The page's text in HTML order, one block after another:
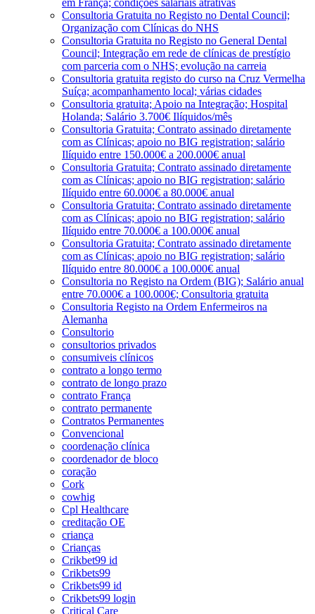
Consultoria Gratuita no Registo no Dental Council;
Organização com Clínicas do NHS
Consultoria Gratuita no Registo no General Dental
Council; Integração em rede de clínicas de prestígio
com parceria com o NHS; evolução na carreia
Consultoria gratuita registo do curso na Cruz Vermelha
Suíça; acompanhamento local; várias cidades
Consultoria gratuita; Apoio na Integração; Hospital
Holanda; Salário 3.700€ Ilíquidos/mês
Consultoria Gratuita; Contrato assinado diretamente
com as Clínicas; apoio no BIG registration; salário
Ilíquido entre 150.000€ a 200.000€ anual
Consultoria Gratuita; Contrato assinado diretamente
com as Clínicas; apoio no BIG registration; salário
Ilíquido entre 60.000€ a 80.000€ anual
Consultoria Gratuita; Contrato assinado diretamente
com as Clínicas; apoio no BIG registration; salário
Ilíquido entre 70.000€ a 100.000€ anual
Consultoria Gratuita; Contrato assinado diretamente
com as Clínicas; apoio no BIG registration; salário
Ilíquido entre 80.000€ a 100.000€ anual
Consultoria no Registo na Ordem (BIG); Salário anual
entre 70.000€ a 100.000€; Consultoria gratuita
Consultoria Registo na Ordem Enfermeiros na
Alemanha
Consultorio
consultorios privados
consumiveis clínicos
contrato a longo termo
contrato de longo prazo
contrato França
contrato permanente
Contratos Permanentes
Convencional
coordenação clínica
coordenador de bloco
coração
Cork
cowhig
Cpl Healthcare
creditação OE
criança
Crianças
Crikbet99 id
Crikbets99
Crikbets99 id
Crikbets99 login
Critical Care